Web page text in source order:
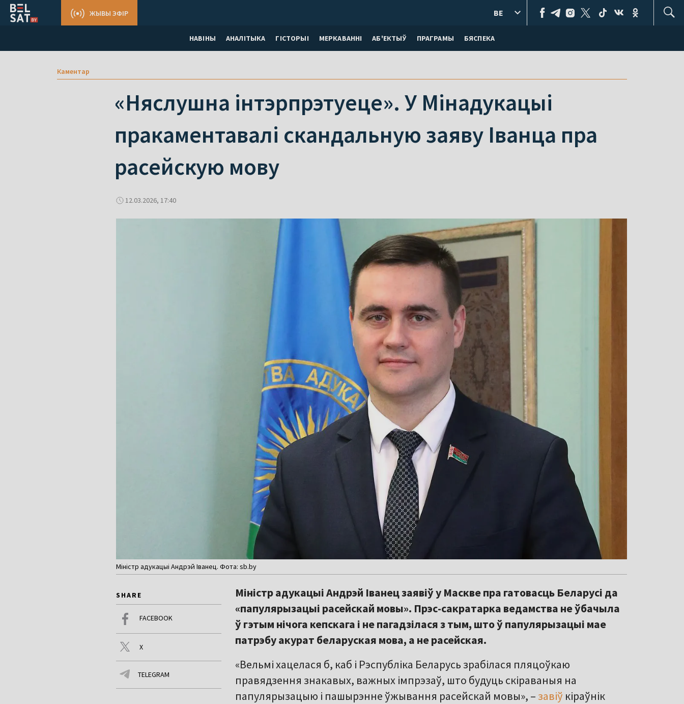
НАВІНЫ АНАЛІТЫКА ГІСТОРЫІ МЕРКАВАННI АБ'ЕКТЫЎ ПРАГРАМЫ БЯСПЕКА
ЖЫВЫ ЭФІР BE
Каментар
«Няслушна інтэрпрэтуеце». У Мінадукацыі
пракаментавалі скандальную заяву Іванца пра
расейскую мову
12.03.2026, 17:40
Міністр адукацыі Андрэй Іванец. Фота: sb.by
SHARE
FACEBOOK
X
TELEGRAM
Міністр адукацыі Андрэй Іванец заявіў у Маскве пра гатовасць Беларусі да
«папулярызацыі расейскай мовы». Прэс-сакратарка ведамства не ўбачыла
ў гэтым нічога кепскага і не пагадзілася з тым, што ў папулярызацыі мае
патрэбу акурат беларуская мова, а не расейская.
«Вельмі хацелася б, каб і Рэспубліка Беларусь зрабілася пляцоўкаю
правядзення знакавых, важных імпрэзаў, што будуць скіраваныя на
папулярызацыю і пашырэнне ўжывання расейскай мовы», – завіў кіраўнік